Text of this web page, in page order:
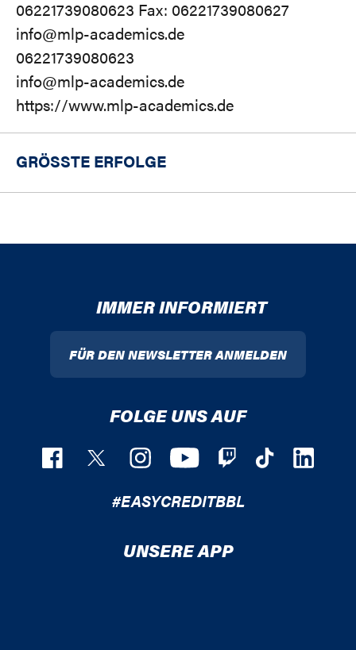
06221739080623 Fax: 06221739080627
info@mlp-academics.de
06221739080623
info@mlp-academics.de
https://www.mlp-academics.de
GRÖSSTE ERFOLGE
IMMER INFORMIERT
FÜR DEN NEWSLETTER ANMELDEN
FOLGE UNS AUF
#EASYCREDITBBL
UNSERE APP